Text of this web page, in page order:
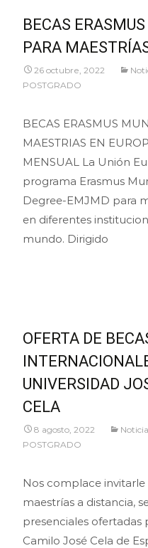
BECAS
PARA
26 octubre, 2022
POSTGRADO
BECAS ERASMUS
MAESTRIAS EN
MENSUAL La Unión
programa Erasmus
Degree-EMJMD para
en diferentes
mundo. Dirigido
OFERTA DE
UNIVERSIDAD
CELA
8 agosto, 2022
POSTGRADO
Nos complace invitarle
maestrías a distancia,
presenciales ofertadas
Camilo José Cela de